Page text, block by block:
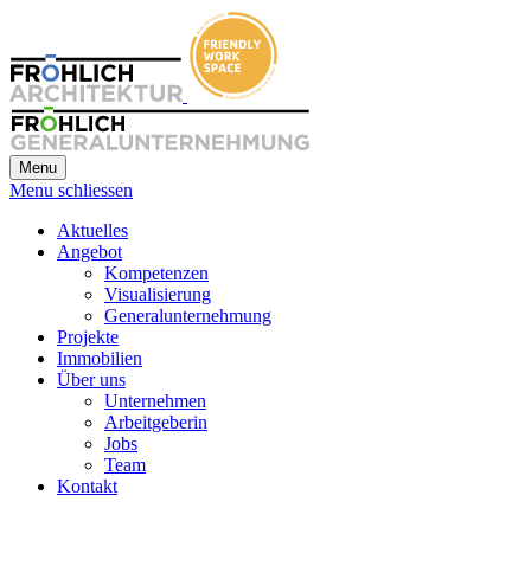
Menu
Menu schliessen
Aktuelles
Angebot
Kompetenzen
Visualisierung
Generalunternehmung
Projekte
Immobilien
Über uns
Unternehmen
Arbeitgeberin
Jobs
Team
Kontakt